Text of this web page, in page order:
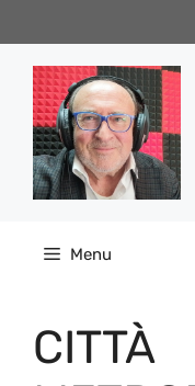
al
contenuto
Menu
CITTÀ